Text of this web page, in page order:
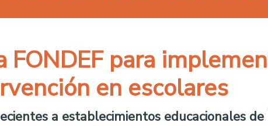
FONDEF para
en escolares
a establecimientos educacionales